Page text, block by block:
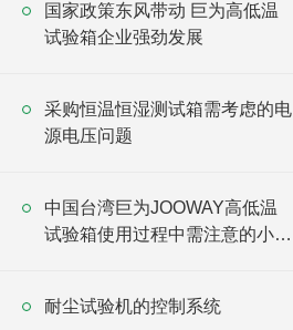
国家政策东风带动 巨为高低温
试验箱企业强劲发展
采购恒温恒湿测试箱需考虑的电
源电压问题
中国台湾巨为JOOWAY高低温
试验箱使用过程中需注意的小细
耐尘试验机的控制系统